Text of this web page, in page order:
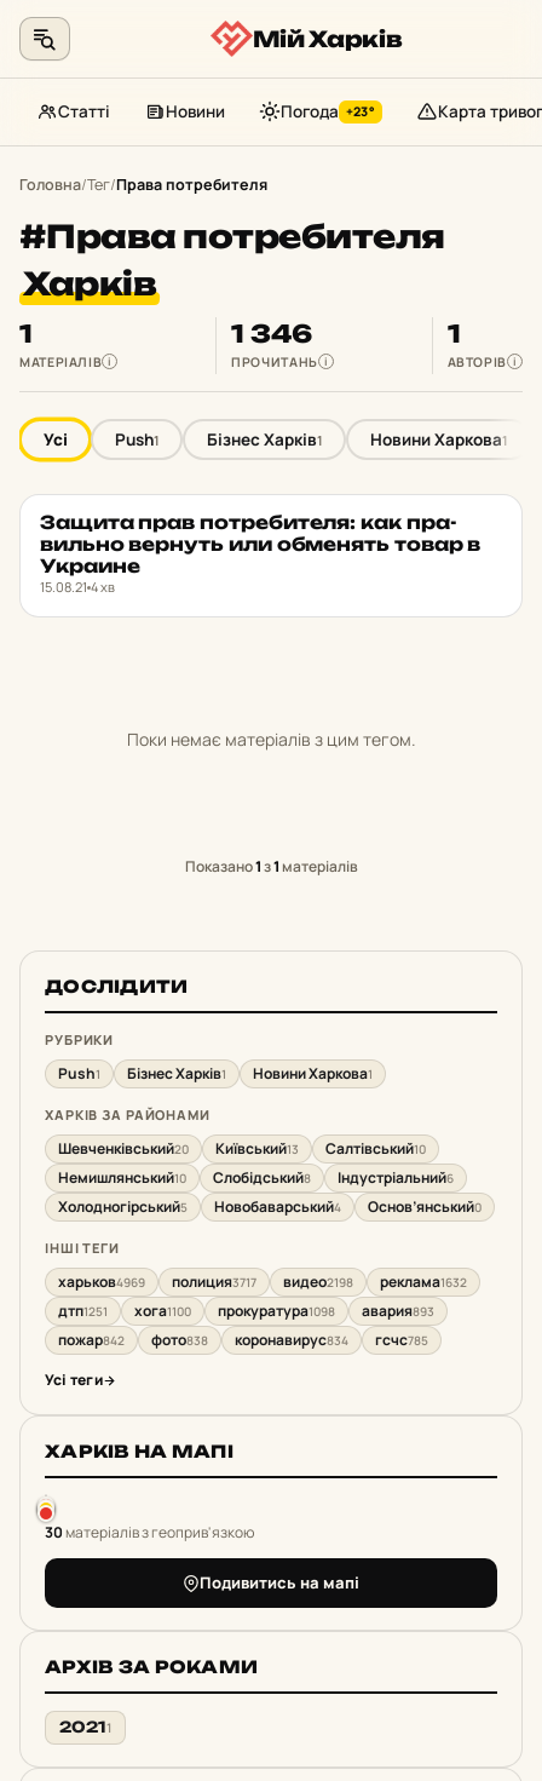
Мій Харків
Статті Новини Погода +23° Карта тривог
Головна/Тег/Права потребителя
#Права потребителя
Харків
1
МАТЕРІАЛІВ i
1 346
ПРОЧИТАНЬ i
1
АВТОРІВ i
Усі Push1 Бізнес Харків1 Новини Харкова1
PUSH ★ ОБРАНЕ
Защита прав пот­ре­би­те­ля: как пра­
виль­но вер­нуть или об­ме­нять товар в
Ук­ра­и­не
15.08.21 4 хв
Поки немає матеріалів з цим тегом.
Показано1з1матеріалів
ДОСЛІДИТИ
РУБРИКИ
Push1 Бізнес Харків1 Новини Харкова1
ХАРКІВ ЗА РАЙОНАМИ
Шевченківський20 Київський13 Салтівський10
Немишлянський10 Слобідський8 Індустріальний6
Холодногірський5 Новобаварський4 Основ’янський0
ІНШІ ТЕГИ
харьков4969 полиция3717 видео2198 реклама1632
дтп1251 хога1100 прокуратура1098 авария893
пожар842 фото838 коронавирус834 гсчс785
Усі теги
ХАРКІВ НА МАПІ
30матеріалів з геоприв'язкою
Подивитись на мапі
АРХІВ ЗА РОКАМИ
20211